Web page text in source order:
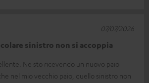
sinistro non si accoppia
Ne sto ricevendo un nuovo paio
nel mio vecchio paio, quello sinistro non
07/07/2026